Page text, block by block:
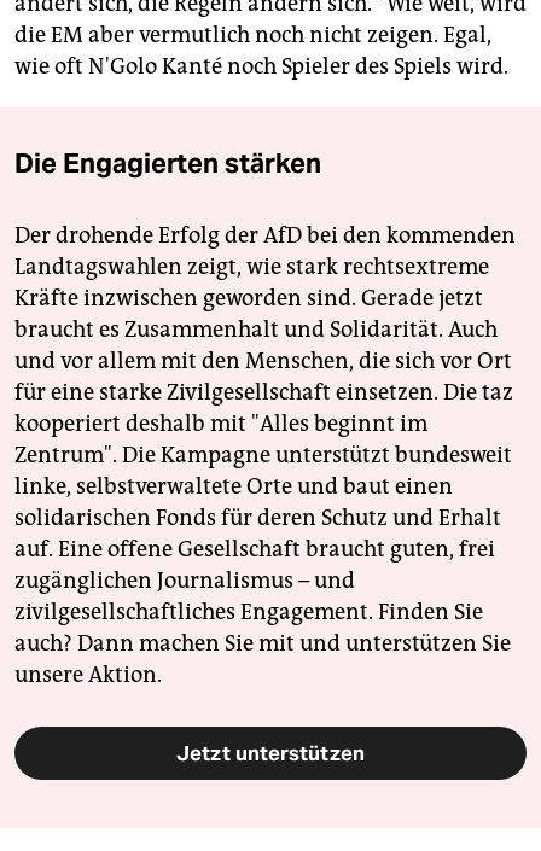
die EM aber vermutlich noch nicht zeigen. Egal,
wie oft N'Golo Kanté noch Spieler des Spiels wird.
Die Engagierten stärken
Der drohende Erfolg der AfD bei den kommenden
Landtagswahlen zeigt, wie stark rechtsextreme
Kräfte inzwischen geworden sind. Gerade jetzt
braucht es Zusammenhalt und Solidarität. Auch
und vor allem mit den Menschen, die sich vor Ort
für eine starke Zivilgesellschaft einsetzen. Die taz
kooperiert deshalb mit "Alles beginnt im
Zentrum". Die Kampagne unterstützt bundesweit
linke, selbstverwaltete Orte und baut einen
solidarischen Fonds für deren Schutz und Erhalt
auf. Eine offene Gesellschaft braucht guten, frei
zugänglichen Journalismus – und
zivilgesellschaftliches Engagement. Finden Sie
auch? Dann machen Sie mit und unterstützen Sie
unsere Aktion.
Jetzt unterstützen